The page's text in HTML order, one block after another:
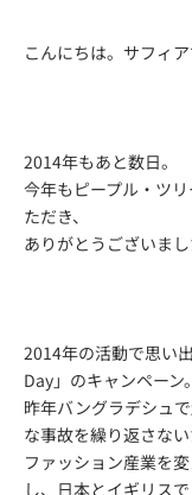
こんにちは。サフィア
2014年もあと数日。
今年もピープル・ツ
ただき、
ありがとうございまし
2014年の活動で思い
Day」 のキャンペーン。
昨年バングラデシュ
な事故を繰り返さない
ファッション産業を
し、日本とイギリスで